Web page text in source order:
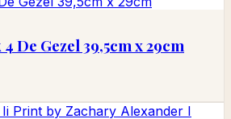
De Gezel 39,5cm x 29cm